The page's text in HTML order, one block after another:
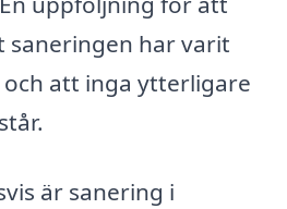
saneringen har varit
att inga ytterligare
är sanering i